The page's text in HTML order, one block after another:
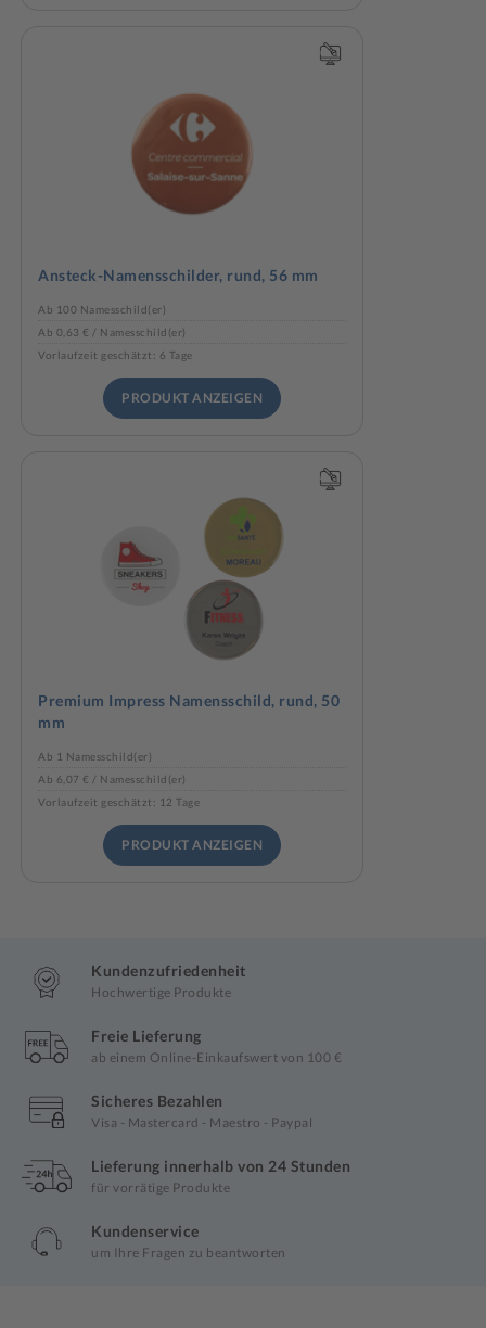
Ansteck-Namensschilder, rund, 56 mm
Ab 100 Namesschild(er)
Ab 0,63 € / Namesschild(er)
Vorlaufzeit geschätzt: 6 Tage
PRODUKT ANZEIGEN
Premium Impress Namensschild, rund, 50
mm
Ab 1 Namesschild(er)
Ab 6,07 € / Namesschild(er)
Vorlaufzeit geschätzt: 12 Tage
PRODUKT ANZEIGEN
Kundenzufriedenheit
Hochwertige Produkte
Freie Lieferung
ab einem Online-Einkaufswert von 100 €
Sicheres Bezahlen
Visa - Mastercard - Maestro - Paypal
Lieferung innerhalb von 24 Stunden
für vorrätige Produkte
Kundenservice
um Ihre Fragen zu beantworten